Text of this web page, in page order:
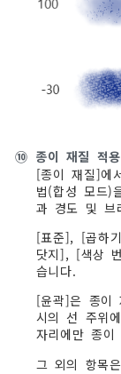
⑩ 종이 재질 적
[종이 재질]에
법(합성 모드)
과 경도 및 브
[표준], [곱하
닷지], [색상
습니다.
[윤곽]은 종이
시의 선 주위
자리에만 종이
그 외의 항목은